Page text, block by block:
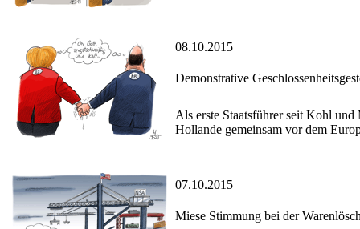
08.10.2015
Demonstrative
Als erste Staatsführer seit Kohl
Hollande gemeinsam vor dem
07.10.2015
Miese Stimmung bei der